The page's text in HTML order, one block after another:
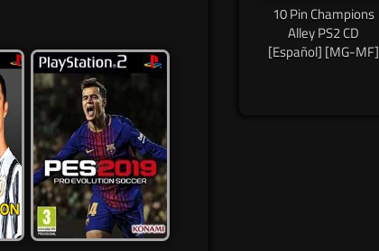
10 Pin Champions
Alley PS2 CD
[Español] [MG-MF]